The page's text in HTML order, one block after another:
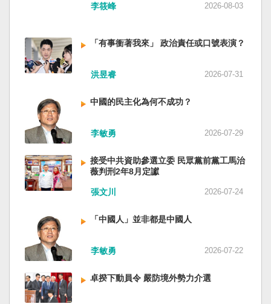
李筱峰 2026-08-03
「有事衝著我來」 政治責任或口號表演？
洪昱睿 2026-07-31
中國的民主化為何不成功？
李敏勇 2026-07-29
接受中共資助參選立委 民眾黨前黨工馬治
薇判刑2年8月定讞
張文川 2026-07-24
「中國人」並非都是中國人
李敏勇 2026-07-22
卓揆下動員令 嚴防境外勢力介選